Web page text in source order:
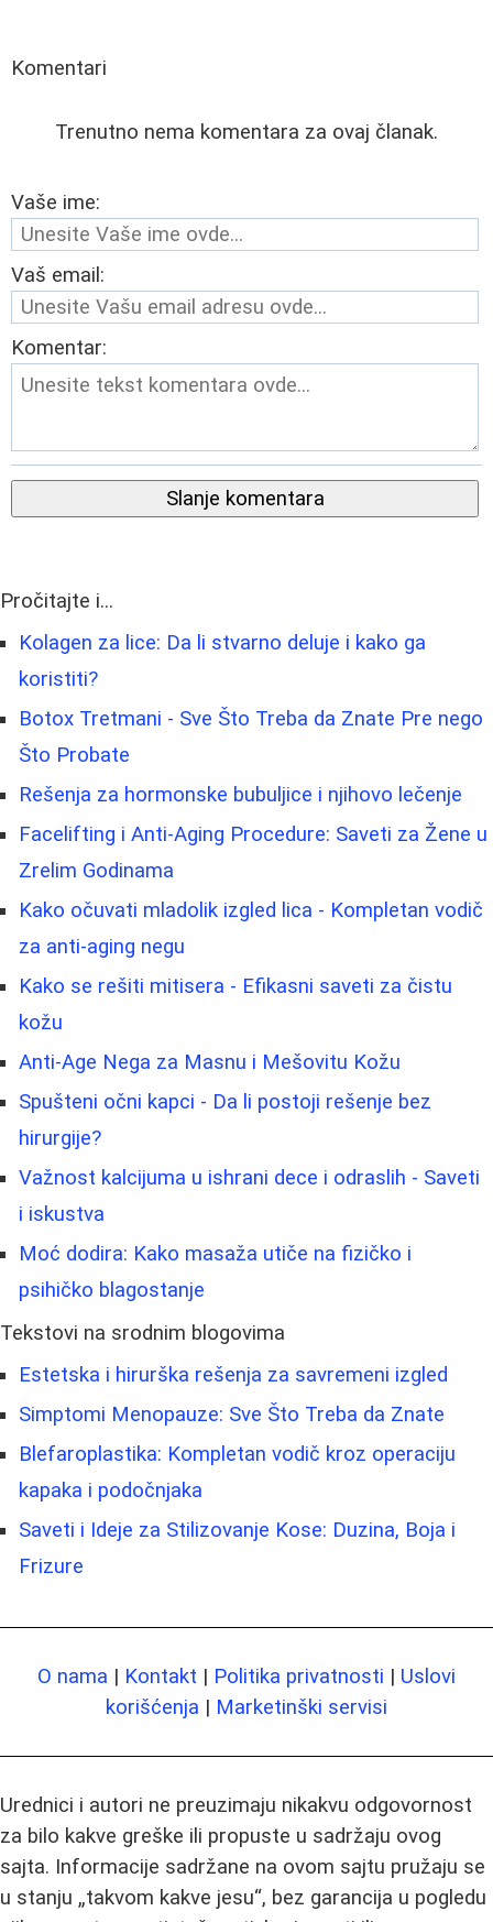
Komentari
Trenutno nema komentara za ovaj članak.
Vaše ime:
Vaš email:
Komentar:
Slanje komentara
Pročitajte i...
Kolagen za lice: Da li stvarno deluje i kako ga
koristiti?
Botox Tretmani - Sve Što Treba da Znate Pre nego
Što Probate
Rešenja za hormonske bubuljice i njihovo lečenje
Facelifting i Anti-Aging Procedure: Saveti za Žene u
Zrelim Godinama
Kako očuvati mladolik izgled lica - Kompletan vodič
za anti-aging negu
Kako se rešiti mitisera - Efikasni saveti za čistu
kožu
Anti-Age Nega za Masnu i Mešovitu Kožu
Spušteni očni kapci - Da li postoji rešenje bez
hirurgije?
Važnost kalcijuma u ishrani dece i odraslih - Saveti
i iskustva
Moć dodira: Kako masaža utiče na fizičko i
psihičko blagostanje
Tekstovi na srodnim blogovima
Estetska i hirurška rešenja za savremeni izgled
Simptomi Menopauze: Sve Što Treba da Znate
Blefaroplastika: Kompletan vodič kroz operaciju
kapaka i podočnjaka
Saveti i Ideje za Stilizovanje Kose: Duzina, Boja i
Frizure
O nama | Kontakt | Politika privatnosti | Uslovi
korišćenja | Marketinški servisi
Urednici i autori ne preuzimaju nikakvu odgovornost
za bilo kakve greške ili propuste u sadržaju ovog
sajta. Informacije sadržane na ovom sajtu pružaju se
u stanju „takvom kakve jesu“, bez garancija u pogledu